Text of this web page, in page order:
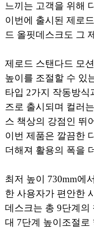
느끼는 고객을 위해
이번에 출시된 제로
드 올핏데스크도 그
제로드 스탠다드 모
높이를 조절할 수 있
타입 2가지 작동방식
즈로 출시되며 컬러
스 책상의 강점인 뛰
이번 제품은 깔끔한
더해져 활용의 폭을
최저 높이 730mm에
한 사용자가 편안한
데스크는 총 9단계의
대 7단계 높이조절로